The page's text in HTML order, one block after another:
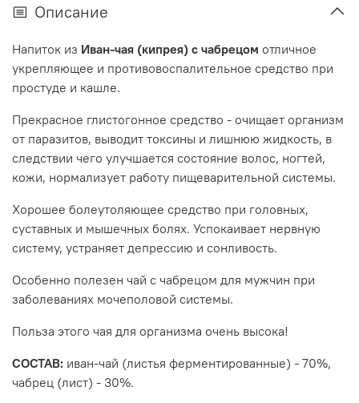
Описание
Напиток из Иван-чая (кипрея) с чабрецом отличное
укрепляющее и противовоспалительное средство при
простуде и кашле.
Прекрасное глистогонное средство - очищает организм
от паразитов, выводит токсины и лишнюю жидкость, в
следствии чего улучшается состояние волос, ногтей,
кожи, нормализует работу пищеварительной системы.
Хорошее болеутоляющее средство при головных,
суставных и мышечных болях. Успокаивает нервную
систему, устраняет депрессию и сонливость.
Особенно полезен чай с чабрецом для мужчин при
заболеваниях мочеполовой системы.
Польза этого чая для организма очень высока!
СОСТАВ: иван-чай (листья ферментированные) - 70%,
чабрец (лист) - 30%.